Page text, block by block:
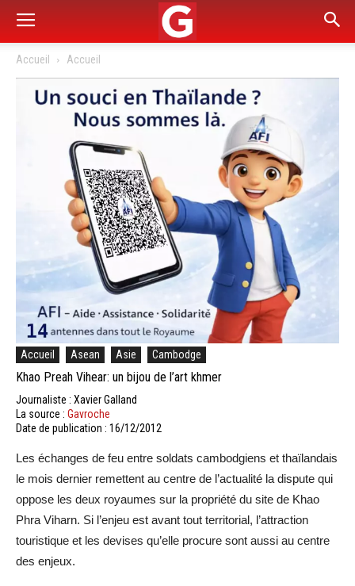
Accueil Accueil
Accueil Asean Asie Cambodge
Khao Preah Vihear: un bijou de l’art khmer
Journaliste : Xavier Galland
La source : Gavroche
Date de publication : 16/12/2012
Les échanges de feu entre soldats cambodgiens et thaïlandais
le mois dernier remettent au centre de l’actualité la dispute qui
oppose les deux royaumes sur la propriété du site de Khao
Phra Viharn. Si l’enjeu est avant tout territorial, l’attraction
touristique et les devises qu’elle procure sont aussi au centre
des enjeux.